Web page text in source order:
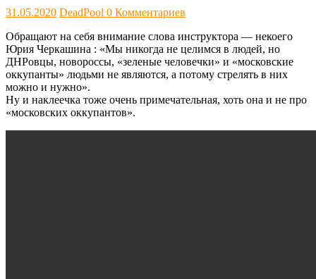
31.05.2020 DeadPool 0 Комментариев
Обращают на себя внимание слова инструктора — некоего
Юрия Черкашина : «Мы никогда не целимся в людей, но
ДНРовцы, новороссы, «зеленые человечки» и «московские
оккупанты» людьми не являются, а потому стрелять в них
можно и нужно».
Ну и наклеечка тоже очень примечательная, хоть она и не про
«московских оккупантов».